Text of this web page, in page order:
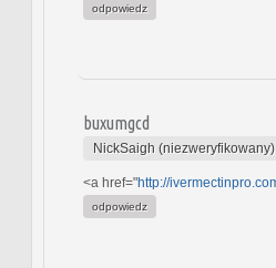
odpowiedz
buxumgcd
NickSaigh (niezweryfikowany)
<a href="http://
odpowiedz